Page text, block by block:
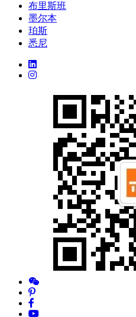
布里斯班
墨尔本
珀斯
悉尼